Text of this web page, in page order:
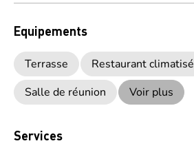
Equipements
Terrasse Restaurant climatisé
Salle de réunion
Voir plus
Services